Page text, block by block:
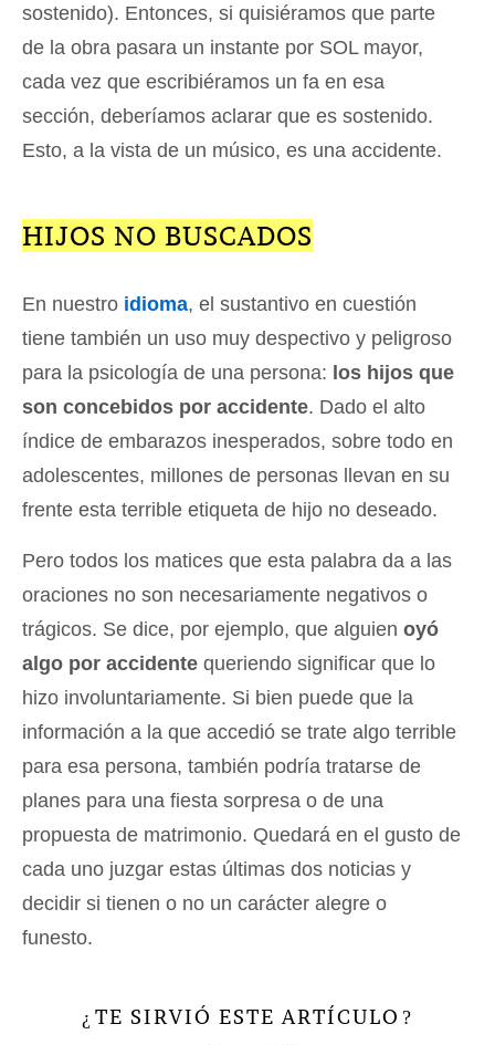
sostenido). Entonces, si quisiéramos que parte
de la obra pasara un instante por SOL mayor,
cada vez que escribiéramos un fa en esa
sección, deberíamos aclarar que es sostenido.
Esto, a la vista de un músico, es una accidente.
HIJOS NO BUSCADOS
En nuestro idioma, el sustantivo en cuestión
tiene también un uso muy despectivo y peligroso
para la psicología de una persona: los hijos que
son concebidos por accidente. Dado el alto
índice de embarazos inesperados, sobre todo en
adolescentes, millones de personas llevan en su
frente esta terrible etiqueta de hijo no deseado.
Pero todos los matices que esta palabra da a las
oraciones no son necesariamente negativos o
trágicos. Se dice, por ejemplo, que alguien oyó
algo por accidente queriendo significar que lo
hizo involuntariamente. Si bien puede que la
información a la que accedió se trate algo terrible
para esa persona, también podría tratarse de
planes para una fiesta sorpresa o de una
propuesta de matrimonio. Quedará en el gusto de
cada uno juzgar estas últimas dos noticias y
decidir si tienen o no un carácter alegre o
funesto.
¿ TE SIRVIÓ ESTE ARTÍCULO ?